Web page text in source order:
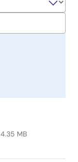
4.35 MB